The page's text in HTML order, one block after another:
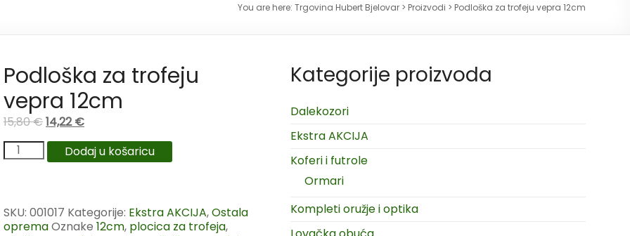
You are here: Trgovina Hubert Bjelovar > Proizvodi > Podloška za trofeju vepra 12cm
Podloška za trofeju
vepra 12cm
15,80€14,22€
Dodaj u košaricu
SKU: 001017 Kategorije: Ekstra AKCIJA,Ostala
opremaOznake 12cm, plocica za trofeja,
Kategorije proizvoda
Dalekozori
Ekstra AKCIJA
Koferi i futrole
Ormari
Kompleti oružje i optika